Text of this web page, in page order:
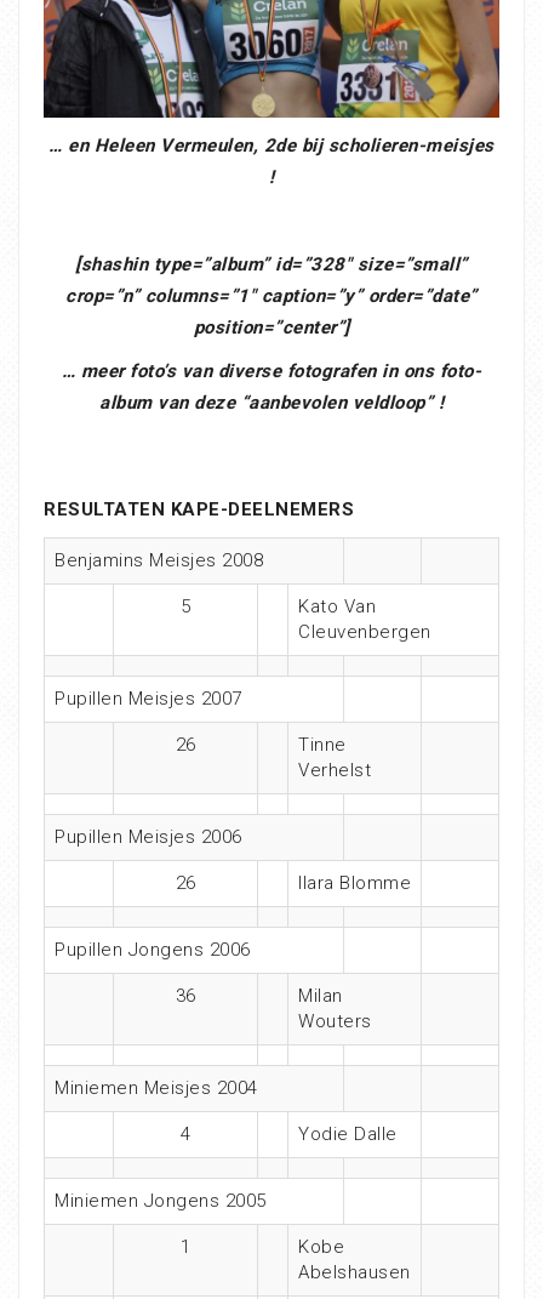
… en Heleen Vermeulen, 2de bij scholieren-meisjes
!
[shashin type=”album” id=”328″ size=”small”
crop=”n” columns=”1″ caption=”y” order=”date”
position=”center”]
… meer foto’s van diverse fotografen in ons foto-
album van deze “aanbevolen veldloop” !
RESULTATEN KAPE-DEELNEMERS
Benjamins Meisjes 2008
5
Kato Van
Cleuvenbergen
Pupillen Meisjes 2007
26
Tinne
Verhelst
Pupillen Meisjes 2006
26 Ilara Blomme
Pupillen Jongens 2006
36
Milan
Wouters
Miniemen Meisjes 2004
4 Yodie Dalle
Miniemen Jongens 2005
1
Kobe
Abelshausen